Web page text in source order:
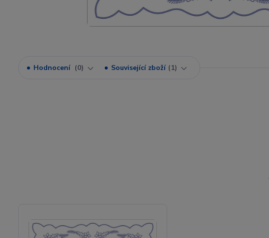
Hodnocení 0 Související zboží 1